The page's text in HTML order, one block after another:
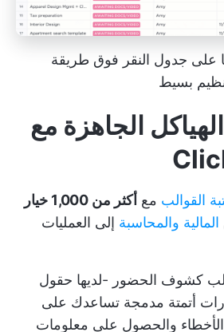
على جدول النقر فوق طريقة
بسيط
الجاهزة مع
القوالب مع أكثر من 1,000 خيار
المالية والمحاسبة إلى العمليات
كشوف الحضور -لديها حقول
أتمتة مدمجة تساعدك على
الأخطاء والحصول على معلومات